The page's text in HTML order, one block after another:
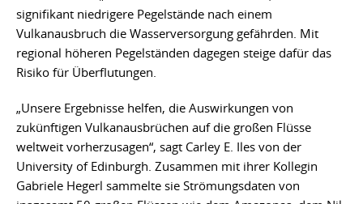
signifikant niedrigere Pegelstände nach einem
Vulkanausbruch die Wasserversorgung gefährden. Mit
regional höheren Pegelständen dagegen steige dafür das
Risiko für Überflutungen.
„Unsere Ergebnisse helfen, die Auswirkungen von
zukünftigen Vulkanausbrüchen auf die großen Flüsse
weltweit vorherzusagen“, sagt Carley E. Iles von der
University of Edinburgh. Zusammen mit ihrer Kollegin
Gabriele Hegerl sammelte sie Strömungsdaten von